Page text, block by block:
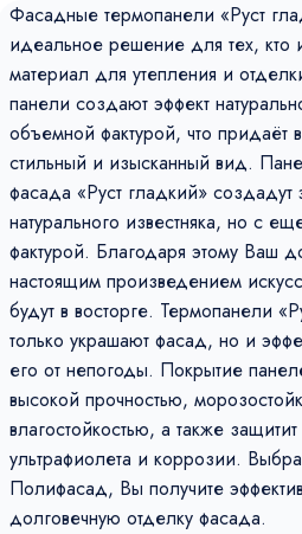
Фасадные термопанели «Руст
идеальное решение для тех, кто
материал для утепления и
панели создают эффект
объемной фактурой, что придаёт
стильный и изысканный вид.
фасада «Руст гладкий» создадут
натурального известняка, но с
фактурой. Благодаря этому Ваш
настоящим произведением
будут в восторге. Термопанели
только украшают фасад, но и
его от непогоды. Покрытие
высокой прочностью,
влагостойкостью, а также
ультрафиолета и коррозии.
Полифасад, Вы получите
долговечную отделку фасада.